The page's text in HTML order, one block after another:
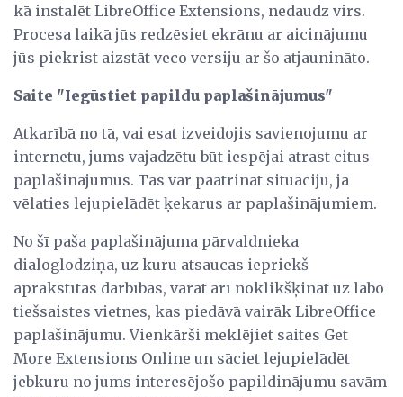
kā instalēt LibreOffice Extensions, nedaudz virs.
Procesa laikā jūs redzēsiet ekrānu ar aicinājumu
jūs piekrist aizstāt veco versiju ar šo atjaunināto.
Saite "Iegūstiet papildu paplašinājumus"
Atkarībā no tā, vai esat izveidojis savienojumu ar
internetu, jums vajadzētu būt iespējai atrast citus
paplašinājumus. Tas var paātrināt situāciju, ja
vēlaties lejupielādēt ķekarus ar paplašinājumiem.
No šī paša paplašinājuma pārvaldnieka
dialoglodziņa, uz kuru atsaucas iepriekš
aprakstītās darbības, varat arī noklikšķināt uz labo
tiešsaistes vietnes, kas piedāvā vairāk LibreOffice
paplašinājumu. Vienkārši meklējiet saites Get
More Extensions Online un sāciet lejupielādēt
jebkuru no jums interesējošo papildinājumu savām